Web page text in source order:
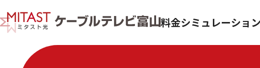
料金シミュレーション